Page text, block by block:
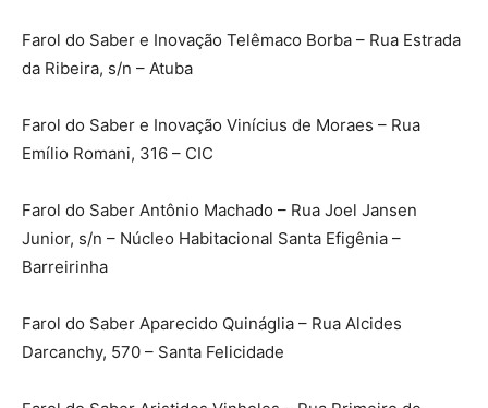
Farol do Saber e Inovação Telêmaco Borba – Rua Estrada
da Ribeira, s/n – Atuba
Farol do Saber e Inovação Vinícius de Moraes – Rua
Emílio Romani, 316 – CIC
Farol do Saber Antônio Machado – Rua Joel Jansen
Junior, s/n – Núcleo Habitacional Santa Efigênia –
Barreirinha
Farol do Saber Aparecido Quináglia – Rua Alcides
Darcanchy, 570 – Santa Felicidade